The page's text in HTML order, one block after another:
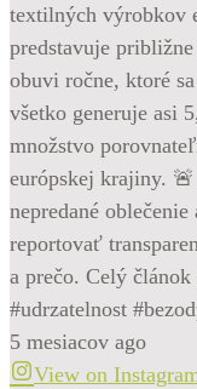
textilných výrobkov
predstavuje
obuvi ročne, ktoré
všetko generuje asi
množstvo
európskej krajiny.
nepredané
reportovať
a prečo. Celý
#udrzatelnost
5 mesiacov ago
View on